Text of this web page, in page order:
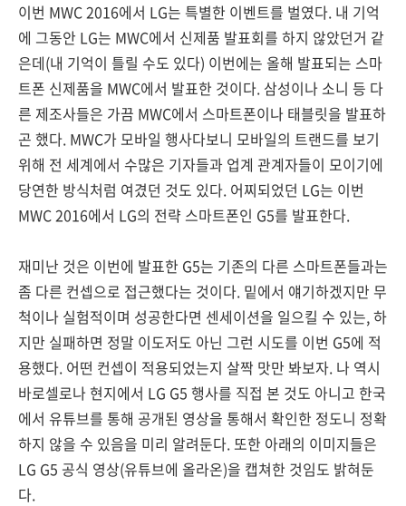
이번 MWC 2016에서 LG는 특별한 이벤트를 벌였다. 내 기억
에 그동안 LG는 MWC에서 신제품 발표회를 하지 않았던거 같
은데(내 기억이 틀릴 수도 있다) 이번에는 올해 발표되는 스마
트폰 신제품을 MWC에서 발표한 것이다. 삼성이나 소니 등 다
른 제조사들은 가끔 MWC에서 스마트폰이나 태블릿을 발표하
곤 했다. MWC가 모바일 행사다보니 모바일의 트랜드를 보기
위해 전 세계에서 수많은 기자들과 업계 관계자들이 모이기에
당연한 방식처럼 여겼던 것도 있다. 어찌되었던 LG는 이번
MWC 2016에서 LG의 전략 스마트폰인 G5를 발표한다.
재미난 것은 이번에 발표한 G5는 기존의 다른 스마트폰들과는
좀 다른 컨셉으로 접근했다는 것이다. 밑에서 얘기하겠지만 무
척이나 실험적이며 성공한다면 센세이션을 일으킬 수 있는, 하
지만 실패하면 정말 이도저도 아닌 그런 시도를 이번 G5에 적
용했다. 어떤 컨셉이 적용되었는지 살짝 맛만 봐보자. 나 역시
바로셀로나 현지에서 LG G5 행사를 직접 본 것도 아니고 한국
에서 유튜브를 통해 공개된 영상을 통해서 확인한 정도니 정확
하지 않을 수 있음을 미리 알려둔다. 또한 아래의 이미지들은
LG G5 공식 영상(유튜브에 올라온)을 캡쳐한 것임도 밝혀둔
다.